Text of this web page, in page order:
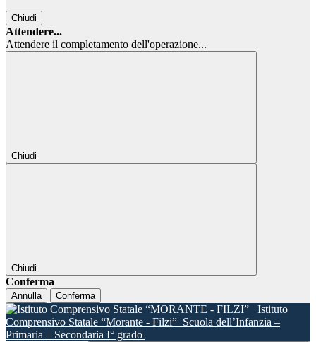
Chiudi
Attendere...
Attendere il completamento dell'operazione...
Chiudi
Chiudi
Conferma
Annulla Conferma
Istituto
Comprensivo Statale “Morante - Filzi” Scuola dell’Infanzia –
Primaria – Secondaria I° grado